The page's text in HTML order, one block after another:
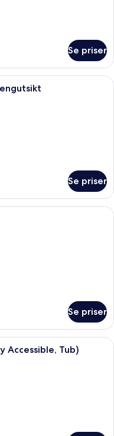
Se priser
– executive, 1 soverom,
Se priser
av topp kvalitet, senger
Se priser
av topp kvalitet, senger
Accessible, Tub)